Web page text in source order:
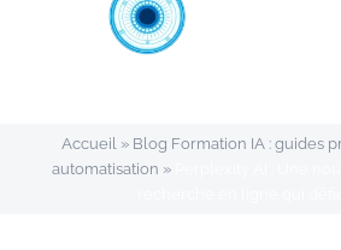
Accueil » Blog Formation IA : guides
automatisation »